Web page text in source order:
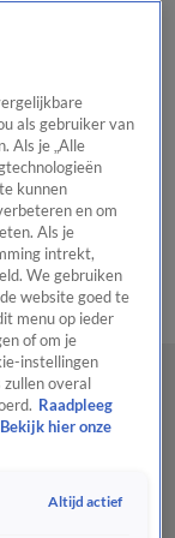
Hart
Tip de
PanelVideo's
als gebruiker van
Als je „Alle
kunnen
en om
Als je
intrekt,
We gebruiken
website goed te
menu op ieder
of om je
instellingen
overal
Raadpleeg
Bekijk hier onze
Altijd actief